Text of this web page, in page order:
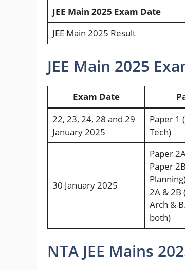
JEE Main 2025 Exam Date
JEE Main 2025 Result
JEE Main 2025
Exam Date
22, 23, 24, 28 and 29
January 2025
Paper 1
Tech)
30 January 2025
Paper
Paper
2A & 2B
Arch &
both)
NTA JEE Mains